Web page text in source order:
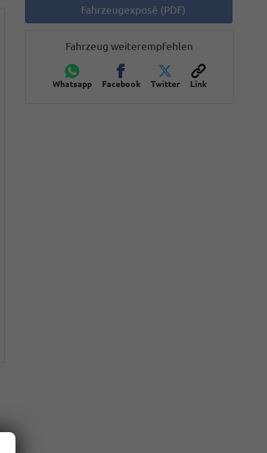
Fahrzeugexposé (PDF)
Fahrzeug weiterempfehlen
Whatsapp Facebook Twitter Link